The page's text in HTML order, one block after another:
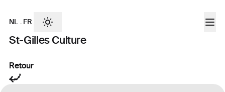
St-Gilles Culture
NL . FR
Retour